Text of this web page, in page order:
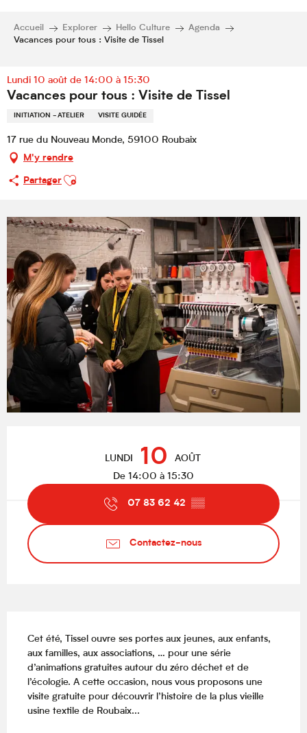
Accueil Explorer Hello Culture
Agenda
Vacances pour tous : Visite de Tissel
Lundi 10 août de 14:00 à 15:30
Vacances pour tous : Visite de Tissel
INITIATION - ATELIER VISITE GUIDÉE
17 rue du Nouveau Monde, 59100 Roubaix
M'y rendre
Partager
Ajouter aux favoris
LUNDI 10 AOÛT
De 14:00 à 15:30
07 83 62 42 ▒▒
Contactez-nous
Cet été, Tissel ouvre ses portes aux jeunes, aux enfants,
aux familles, aux associations, … pour une série
d’animations gratuites autour du zéro déchet et de
l’écologie. A cette occasion, nous vous proposons une
visite gratuite pour découvrir l’histoire de la plus vieille
usine textile de Roubaix...